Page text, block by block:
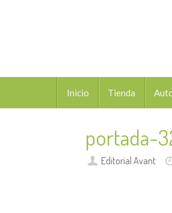
contenido
Inicio Tienda
portada-
Editorial Avant